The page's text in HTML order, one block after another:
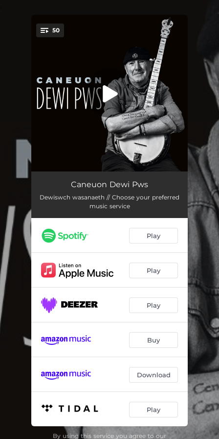
You're all set!
50
Marwnad Llon Wili John
Dan Ddŵr Oer y Llyn 03:12
Blaenau Ffestiniog 04:36
Lleucu Llwyd
Mae Rhywun Wedi Dwyn Fy Nhrwyn 04:36
Nwy Yn Y Nen 04:22
Dilyn Colomen 04:32
Mae Gen i Gariad 02:26
04:43
Gwrandewch 09:10
Caneuon Dewi Pws
Dewiswch wasanaeth // Choose your preferred
music service
Play
Play
Play
Buy
Download
Play
By using this service you agree to our